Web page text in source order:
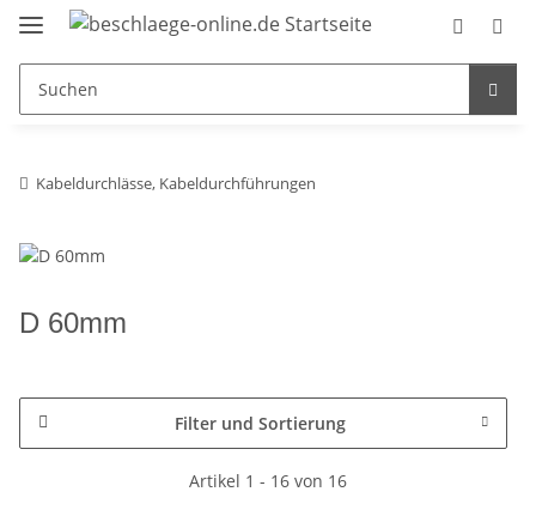
Kabeldurchlässe, Kabeldurchführungen
D 60mm
Filter und Sortierung
Artikel 1 - 16 von 16